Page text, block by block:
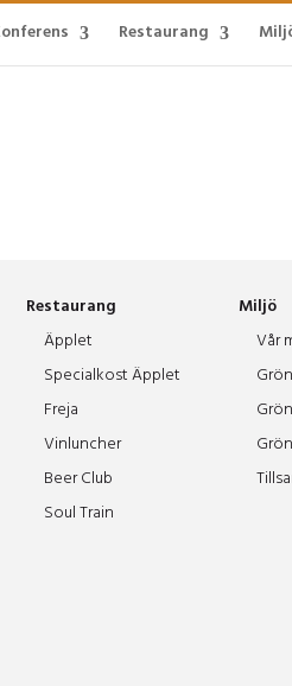
Restaurang
Restaurang
Äpplet
Specialkost Äpplet
Freja
Vinluncher
Beer Club
Soul Train
Miljö
Vår